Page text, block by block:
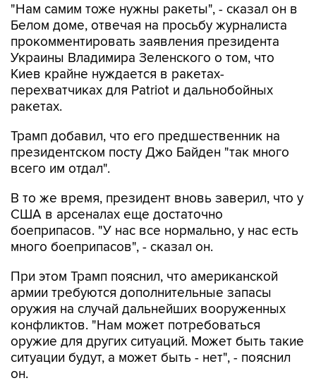
"Нам самим тоже нужны ракеты", - сказал он в
Белом доме, отвечая на просьбу журналиста
прокомментировать заявления президента
Украины Владимира Зеленского о том, что
Киев крайне нуждается в ракетах-
перехватчиках для Patriot и дальнобойных
ракетах.
Трамп добавил, что его предшественник на
президентском посту Джо Байден "так много
всего им отдал".
В то же время, президент вновь заверил, что у
США в арсеналах еще достаточно
боеприпасов. "У нас все нормально, у нас есть
много боеприпасов", - сказал он.
При этом Трамп пояснил, что американской
армии требуются дополнительные запасы
оружия на случай дальнейших вооруженных
конфликтов. "Нам может потребоваться
оружие для других ситуаций. Может быть такие
ситуации будут, а может быть - нет", - пояснил
он.